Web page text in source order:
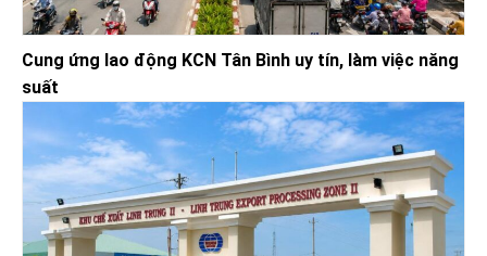
Cung ứng lao động KCN Tân Bình uy tín, làm việc năng
suất